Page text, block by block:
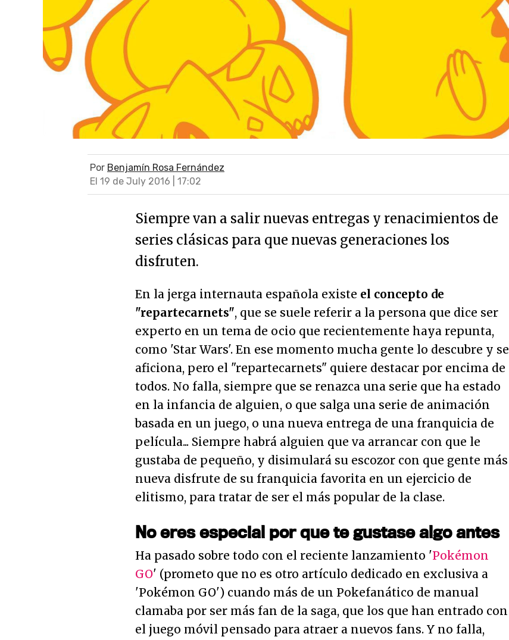
Por Benjamín Rosa Fernández
El 19 de July 2016 | 17:02
Siempre van a salir nuevas entregas y renacimientos de
series clásicas para que nuevas generaciones los
disfruten.
En la jerga internauta española existe el concepto de
"repartecarnets", que se suele referir a la persona que dice ser
experto en un tema de ocio que recientemente haya repunta,
como 'Star Wars'. En ese momento mucha gente lo descubre y se
aficiona, pero el "repartecarnets" quiere destacar por encima de
todos. No falla, siempre que se renazca una serie que ha estado
en la infancia de alguien, o que salga una serie de animación
basada en un juego, o una nueva entrega de una franquicia de
película... Siempre habrá alguien que va arrancar con que le
gustaba de pequeño, y disimulará su escozor con que gente más
nueva disfrute de su franquicia favorita en un ejercicio de
elitismo, para tratar de ser el más popular de la clase.
No eres especial por que te gustase algo antes
Ha pasado sobre todo con el reciente lanzamiento 'Pokémon
GO' (prometo que no es otro artículo dedicado en exclusiva a
'Pokémon GO') cuando más de un Pokefanático de manual
clamaba por ser más fan de la saga, que los que han entrado con
el juego móvil pensado para atraer a nuevos fans. Y no falla,